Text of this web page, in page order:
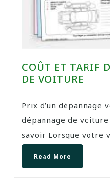
COÛT ET TARIF
DE VOITURE
Prix d’un dépannage
dépannage de voiture
savoir Lorsque votre
Read More